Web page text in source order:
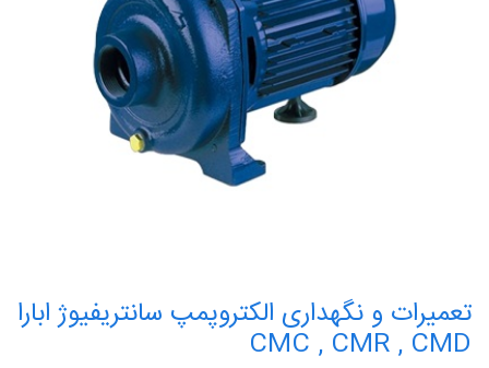
تعمیرات و نگهداری الکتروپمپ سانتریفیوژ ابارا
CMC , CMR , CMD